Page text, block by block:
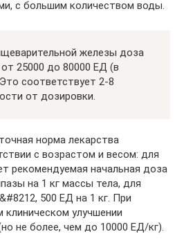
с большим количеством воды.
железы доза
25000 до 80000 ЕД (в
соответствует 2-8
от дозировки.
норма лекарства
с возрастом и весом: для
рекомендуемая начальная доза
на 1 кг массы тела, для
500 ЕД на 1 кг. При
клиническом улучшении
не более, чем до 10000 ЕД/кг).